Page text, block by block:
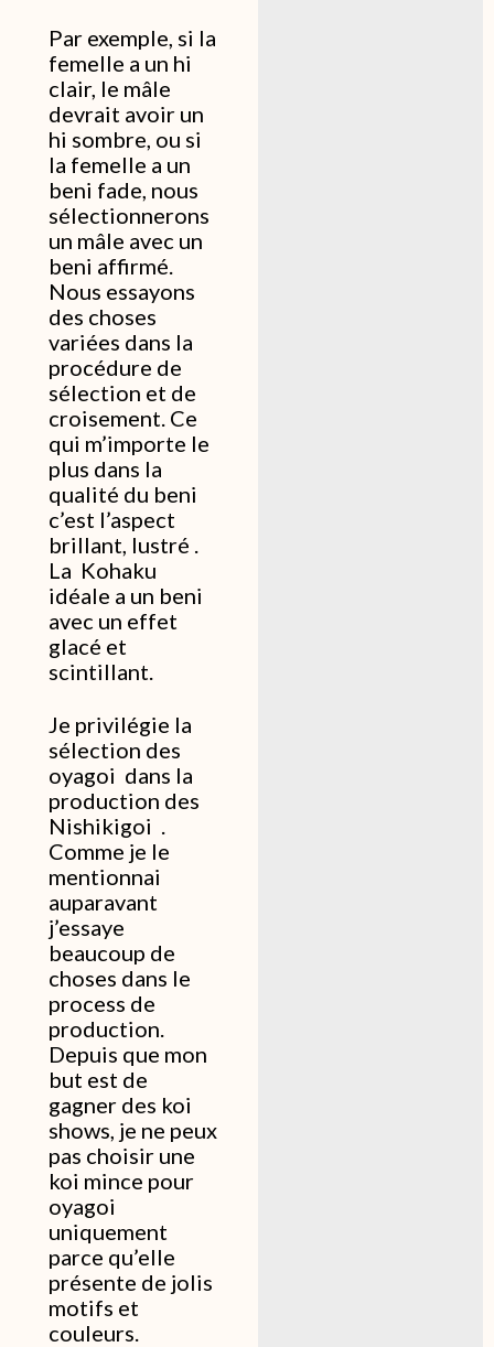
Par exemple, si la
femelle a un hi
clair, le mâle
devrait avoir un
hi sombre, ou si
la femelle a un
beni fade, nous
sélectionnerons
un mâle avec un
beni affirmé.
Nous essayons
des choses
variées dans la
procédure de
sélection et de
croisement. Ce
qui m’importe le
plus dans la
qualité du beni
c’est l’aspect
brillant, lustré .
La Kohaku
idéale a un beni
avec un effet
glacé et
scintillant.
Je privilégie la
sélection des
oyagoi dans la
production des
Nishikigoi .
Comme je le
mentionnai
auparavant
j’essaye
beaucoup de
choses dans le
process de
production.
Depuis que mon
but est de
gagner des koi
shows, je ne peux
pas choisir une
koi mince pour
oyagoi
uniquement
parce qu’elle
présente de jolis
motifs et
couleurs.